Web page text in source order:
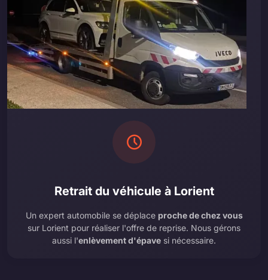
Retrait du véhicule à Lorient
Un expert automobile se déplace proche de chez vous
sur Lorient pour réaliser l'offre de reprise. Nous gérons
aussi l'enlèvement d'épave si nécessaire.